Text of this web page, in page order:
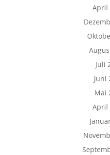
April
Juli
Juni
Mai
April